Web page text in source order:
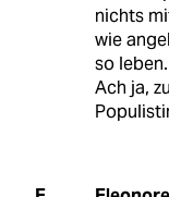
nichts
wie
so leben.
Ach ja,